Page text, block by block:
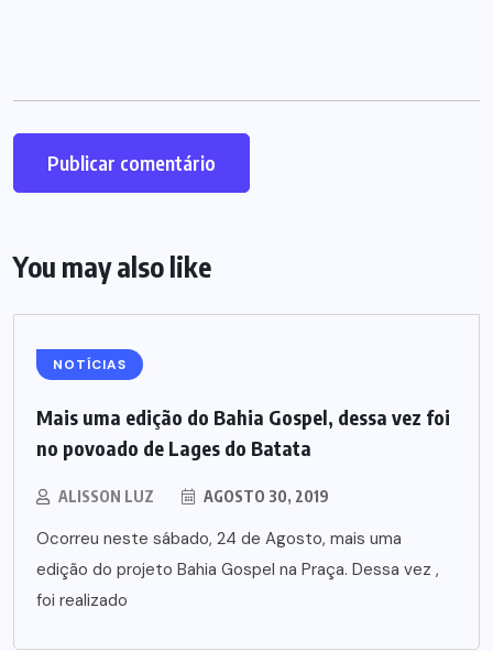
You may also like
NOTÍCIAS
Mais uma edição do Bahia Gospel, dessa vez foi
no povoado de Lages do Batata
ALISSON LUZ AGOSTO 30, 2019
Ocorreu neste sábado, 24 de Agosto, mais uma
edição do projeto Bahia Gospel na Praça. Dessa vez ,
foi realizado